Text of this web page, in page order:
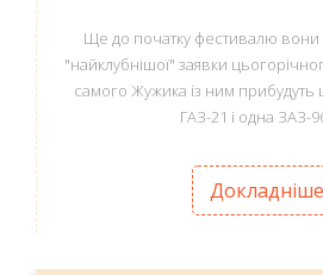
Ще до початку фестивалю вони
"найклубнішої" заявки
самого Жужика із ним прибудуть
ГАЗ-21 і одна ЗАЗ-
Докладніше